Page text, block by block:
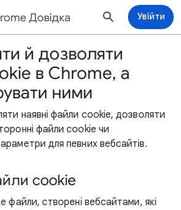
Довідка Увійти
й дозволяти
в Chrome, а
ними
наявні файли cookie, дозволяти
файли cookie чи
для певних вебсайтів.
cookie
створені вебсайтами, які